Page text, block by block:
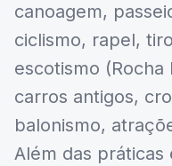
canoagem,
ciclismo, rapel,
escotismo
carros antigos,
balonismo,
Além das